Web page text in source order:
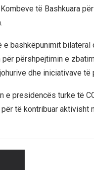
të Bashkuara
bashkëpunimit bilateral
përshpejtimin e
dhe iniciativave të
e presidencës turke të
të kontribuar aktivisht